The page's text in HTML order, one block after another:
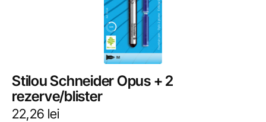
Stilou Schneider Opus + 2
rezerve/blister
22,26 lei